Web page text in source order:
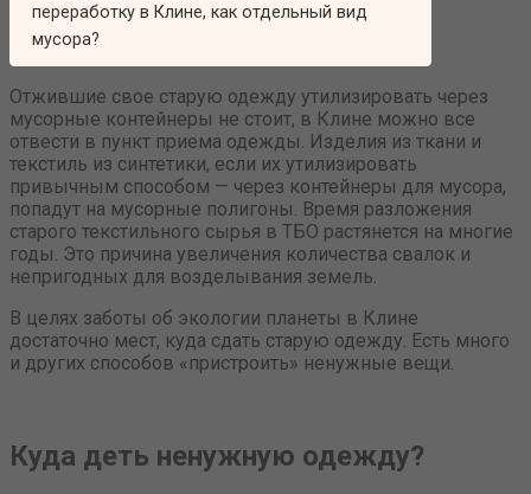
переработку в Клине, как отдельный вид
мусора?
Отжившие свое старую одежду утилизировать через
мусорные контейнеры не стоит, в Клине можно все
отвести в пункт приема одежды. Изделия из ткани и
текстиль из синтетики, если их утилизировать
привычным способом — через контейнеры для мусора,
попадут на мусорные полигоны. Время разложения
старого текстильного сырья в ТБО растянется на многие
годы. Это причина увеличения количества свалок и
непригодных для возделывания земель.
В целях заботы об экологии планеты в Клине
достаточно мест, куда сдать старую одежду. Есть много
и других способов «пристроить» ненужные вещи.
Куда деть ненужную одежду?